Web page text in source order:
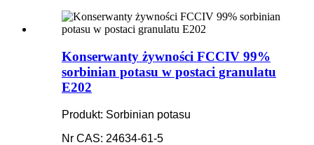
Konserwanty żywności FCCIV 99%
sorbinian potasu w postaci granulatu
E202
Produkt: Sorbinian potasu
Nr CAS: 24634-61-5